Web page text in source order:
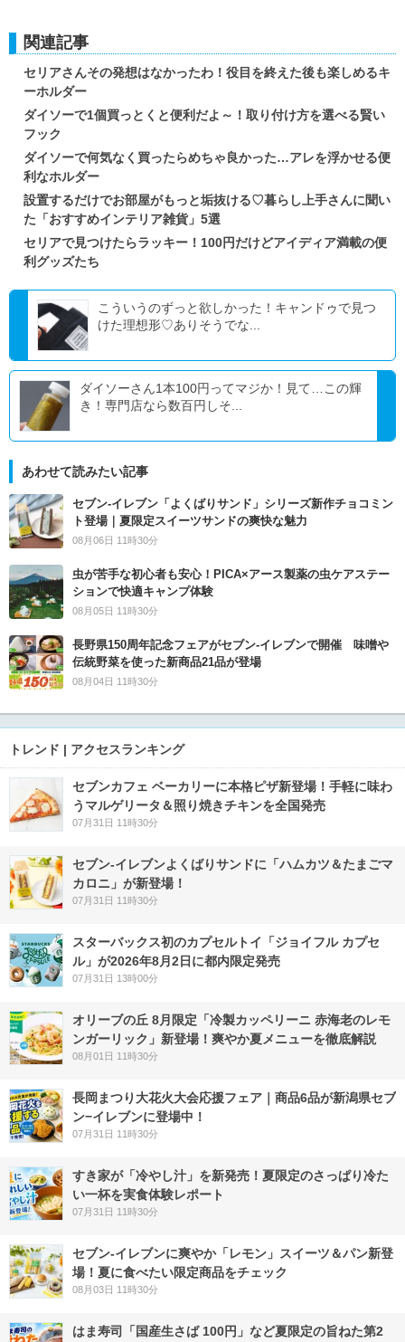
関連記事
セリアさんその発想はなかったわ！役目を終えた後も楽しめるキ
ーホルダー
ダイソーで1個買っとくと便利だよ～！取り付け方を選べる賢い
フック
ダイソーで何気なく買ったらめちゃ良かった…アレを浮かせる便
利なホルダー
設置するだけでお部屋がもっと垢抜ける♡暮らし上手さんに聞い
た「おすすめインテリア雑貨」5選
セリアで見つけたらラッキー！100円だけどアイディア満載の便
利グッズたち
こういうのずっと欲しかった！キャンドゥで見つ
けた理想形♡ありそうでな...
ダイソーさん1本100円ってマジか！見て…この輝
き！専門店なら数百円しそ...
あわせて読みたい記事
セブン‐イレブン「よくばりサンド」シリーズ新作チョコミン
ト登場｜夏限定スイーツサンドの爽快な魅力
08月06日 11時30分
虫が苦手な初心者も安心！PICA×アース製薬の虫ケアステー
ションで快適キャンプ体験
08月05日 11時30分
長野県150周年記念フェアがセブン-イレブンで開催 味噌や
伝統野菜を使った新商品21品が登場
08月04日 11時30分
トレンド | アクセスランキング
セブンカフェ ベーカリーに本格ピザ新登場！手軽に味わ
うマルゲリータ＆照り焼きチキンを全国発売
07月31日 11時30分
セブン‐イレブンよくばりサンドに「ハムカツ＆たまごマ
カロニ」が新登場！
07月31日 11時30分
スターバックス初のカプセルトイ「ジョイフル カプセ
ル」が2026年8月2日に都内限定発売
07月31日 13時00分
オリーブの丘 8月限定「冷製カッペリーニ 赤海老のレモ
ンガーリック」新登場！爽やか夏メニューを徹底解説
08月01日 11時30分
長岡まつり大花火大会応援フェア｜商品6品が新潟県セブ
ン−イレブンに登場中！
07月31日 11時30分
すき家が「冷やし汁」を新発売！夏限定のさっぱり冷た
い一杯を実食体験レポート
07月31日 11時30分
セブン‐イレブンに爽やか「レモン」スイーツ＆パン新登
場！夏に食べたい限定商品をチェック
08月03日 11時30分
はま寿司「国産生さば 100円」など夏限定の旨ねた第2